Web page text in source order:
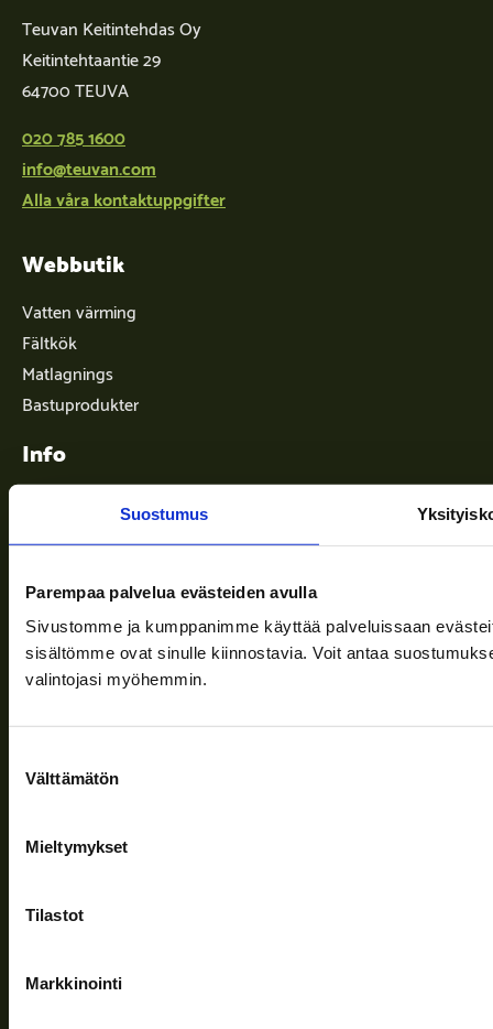
Suostumus
Parempaa palvelua evästeiden avulla
Sivustomme ja kumppanimme käyttää palveluissaan
sisältömme ovat sinulle kiinnostavia. Voit antaa
valintojasi myöhemmin.
valinta
Välttämätön
Mieltymykset
Tilastot
Markkinointi
Teuvan Keitintehdas Oy
Keitintehtaantie 29
64700 TEUVA
020 785 1600
info@teuvan.com
Alla våra kontaktuppgifter
Webbutik
Vatten värming
Fältkök
Matlagnings
Bastuprodukter
Info
Leveransvillkor
Nyheter
Företaget
Information och stöd